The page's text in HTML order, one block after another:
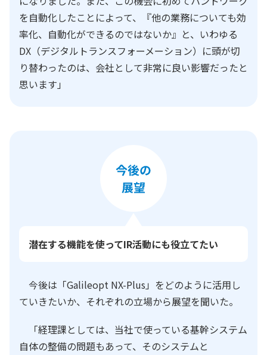
を自動化したことによって、『他の業務についても効
率化、自動化ができるのではないか』と、いわゆる
DX（デジタルトランスフォーメーション）に頭が切
り替わったのは、会社として非常に良い影響だったと
思います」
潜在する機能を使ってIR活動にも役立てたい
今後は「Galileopt NX-Plus」をどのように活用し
ていきたいか、それぞれの立場から展望を聞いた。
「経理課としては、当社で使っている基幹システム
自体の整備の問題もあって、そのシステムと